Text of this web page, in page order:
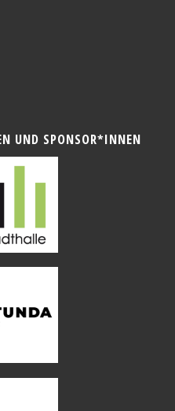
UND SPONSOR*INNEN